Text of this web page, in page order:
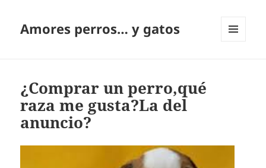
Amores perros… y gatos
¿Comprar un perro,qué
raza me gusta?La del
anuncio?